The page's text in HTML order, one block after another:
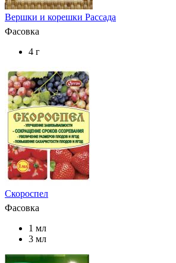
Вершки и корешки Рассада
Фасовка
4 г
Скороспел
Фасовка
1 мл
3 мл